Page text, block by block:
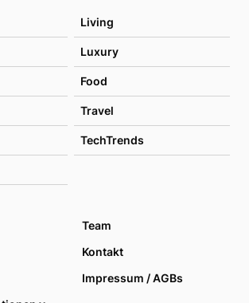
Living
Luxury
Food
Travel
TechTrends
Team
Kontakt
Impressum / AGBs